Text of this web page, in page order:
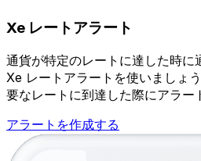
Xe レートアラート
通貨が特定のレートに達した時に
Xe レートアラートを使いましょ
要なレートに到達した際にアラー
アラートを作成する